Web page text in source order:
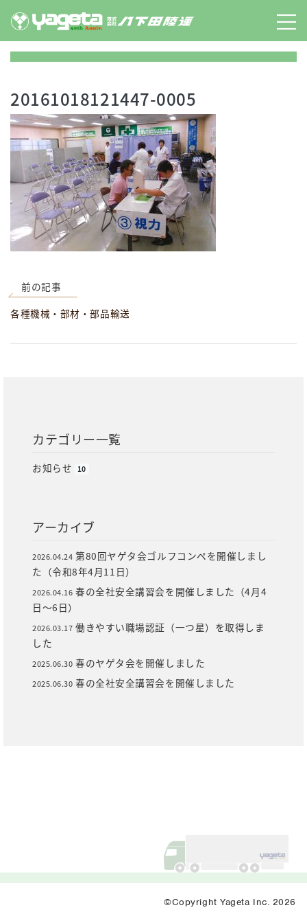
content
20161018121447-0005
前の記事
各種機械・部材・部品輸送
カテゴリー一覧
お知らせ 10
アーカイブ
2026.04.24 第80回ヤゲタ会ゴルフコンペを開催しまし
た（令和8年4月11日）
2026.04.16 春の全社安全講習会を開催しました（4月4
日～6日）
2026.03.17 働きやすい職場認証（一つ星）を取得しま
した
2025.06.30 春のヤゲタ会を開催しました
2025.06.30 春の全社安全講習会を開催しました
©Copyright Yageta Inc. 2026